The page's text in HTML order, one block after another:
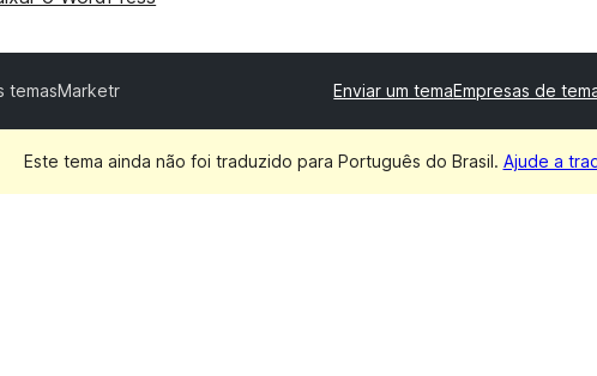
temasMarketr Enviar um temaEmpresas de
Este tema ainda não foi traduzido para Português do Brasil. Ajude a